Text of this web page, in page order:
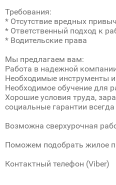
Требования:
* Отсутствие вредных
* Ответственный подход к
* Водительские права
Мы предлагаем вам:
Работа в надежной
Необходимые инструменты
Необходимое обучение для
Хорошие условия труда,
социальные гарантии
Возможна сверхурочная
Поможем подобрать жилое
Контактный телефон (Viber)